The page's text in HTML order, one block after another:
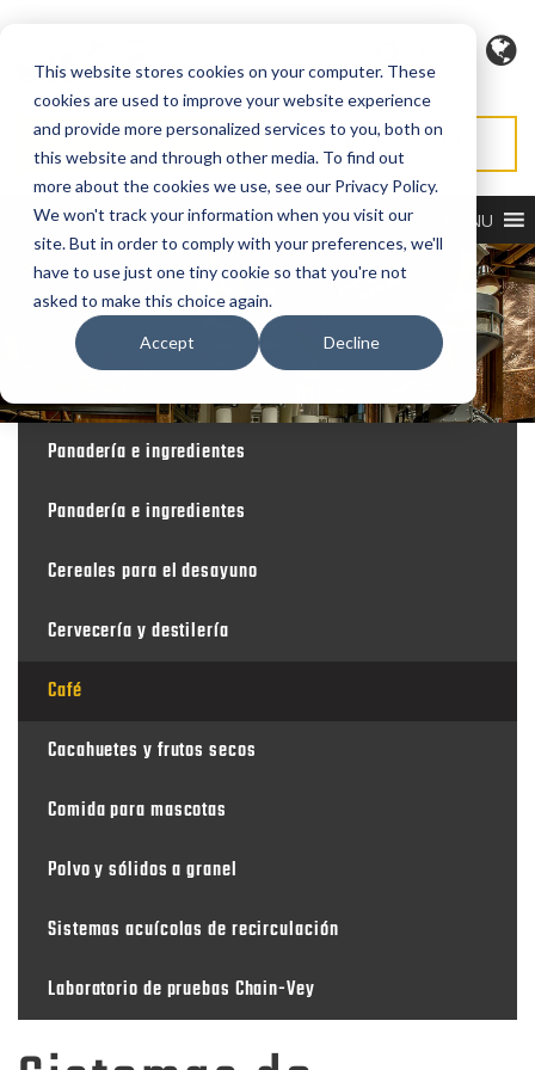
This website stores cookies on your computer. These
cookies are used to improve your website experience
and provide more personalized services to you, both on
this website and through other media. To find out
more about the cookies we use, see our Privacy Policy.
We won't track your information when you visit our
site. But in order to comply with your preferences, we'll
have to use just one tiny cookie so that you're not
asked to make this choice again.
Accept Decline
SOLICITAR PRESUPUESTO SOLICITAR SERVICIO
MENU
Panadería e ingredientes
Panadería e ingredientes
Cereales para el desayuno
Cervecería y destilería
Café
Cacahuetes y frutos secos
Comida para mascotas
Polvo y sólidos a granel
Sistemas acuícolas de recirculación
Laboratorio de pruebas Chain-Vey